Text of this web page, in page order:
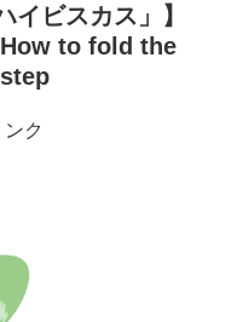
イビスカス」】
to fold the
ク